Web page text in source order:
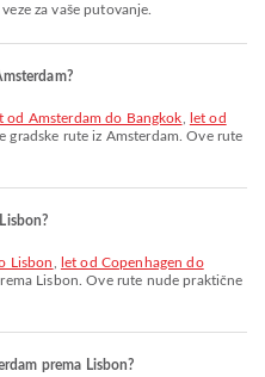
za vaše putovanje.
od Amsterdam do Bangkok
let od
gradske rute iz Amsterdam. Ove rute
Lisbon
let od Copenhagen do
Lisbon. Ove rute nude praktične
prema Lisbon?